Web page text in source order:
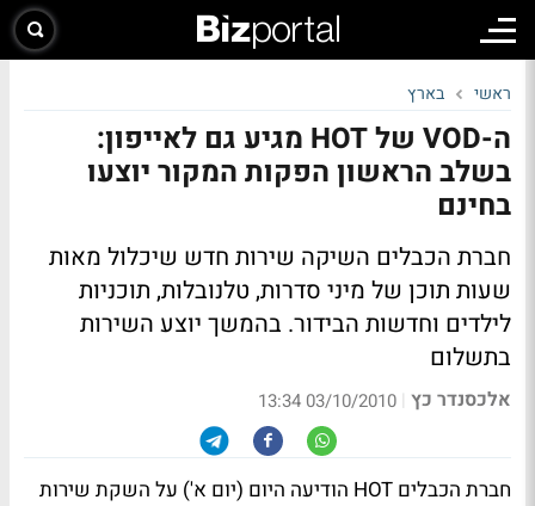
ראשי בארץ
ה-VOD של HOT מגיע גם לאייפון:
בשלב הראשון הפקות המקור יוצעו
בחינם
חברת הכבלים השיקה שירות חדש שיכלול מאות
שעות תוכן של מיני סדרות, טלנובלות, תוכניות
לילדים וחדשות הבידור. בהמשך יוצע השירות
בתשלום
אלכסנדר כץ |
03/10/2010 13:34
חברת הכבלים HOT הודיעה היום (יום א') על השקת שירות